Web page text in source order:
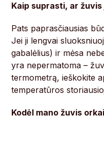
Kaip suprasti, ar žuvis
Pats paprasčiausias
Jei ji lengvai
gabalėlius) ir mėsa
yra nepermatoma –
termometrą, ieškokite
temperatūros
Kodėl mano žuvis